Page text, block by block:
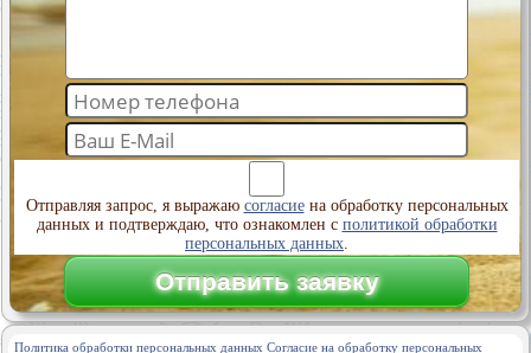
Отправляя запрос, я выражаю согласиена обработку персональных
данных и подтверждаю, что ознакомлен с политикой обработки
персональных данных.
Политика обработки персональных данных Согласие на обработку персональных